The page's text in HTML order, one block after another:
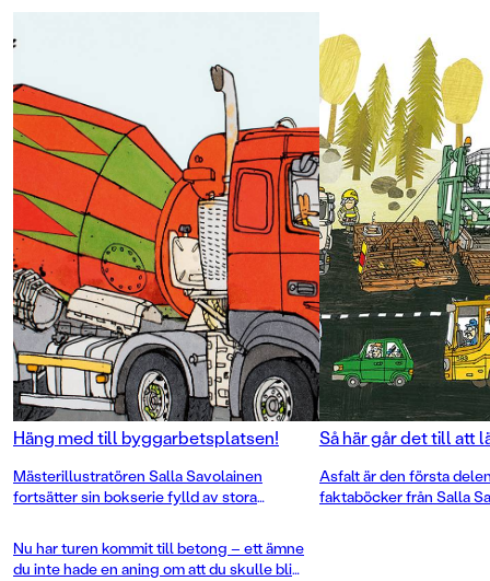
och Vägarbete och fordonstrubbel.
Häng med till byggarbetsplatsen!
Mästerillustratören Salla Savolainen
fortsätter sin bokserie fylld av stora
Nu har turen kommit till betong – ett ämne
du inte hade en aning om att du skulle bli
Så här går det till att
Asfalt är den första
faktaböcker från Salla